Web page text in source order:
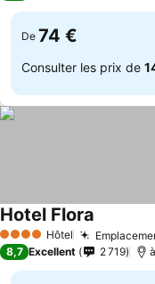
De 74 €
Consulter les prix de
4 Étoiles Hôtel
Hotel Flora
8,7 Excellent 2 719